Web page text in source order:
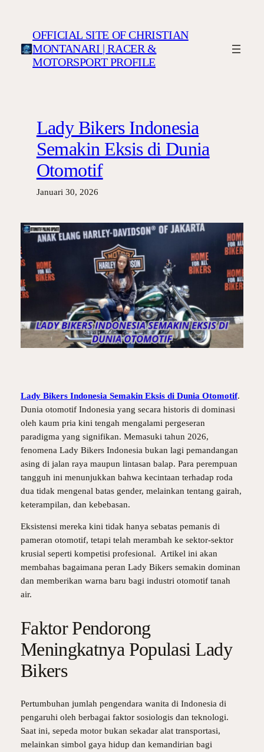
OFFICIAL SITE OF CHRISTIAN
MONTANARI | RACER &
MOTORSPORT PROFILE
Lady Bikers Indonesia
Semakin Eksis di Dunia
Otomotif
Januari 30, 2026
Lady Bikers Indonesia Semakin Eksis di Dunia Otomotif.
Dunia otomotif Indonesia yang secara historis di dominasi
oleh kaum pria kini tengah mengalami pergeseran
paradigma yang signifikan. Memasuki tahun 2026,
fenomena Lady Bikers Indonesia bukan lagi pemandangan
asing di jalan raya maupun lintasan balap. Para perempuan
tangguh ini menunjukkan bahwa kecintaan terhadap roda
dua tidak mengenal batas gender, melainkan tentang gairah,
keterampilan, dan kebebasan.
Eksistensi mereka kini tidak hanya sebatas pemanis di
pameran otomotif, tetapi telah merambah ke sektor-sektor
krusial seperti kompetisi profesional. Artikel ini akan
membahas bagaimana peran Lady Bikers semakin dominan
dan memberikan warna baru bagi industri otomotif tanah
air.
Faktor Pendorong
Meningkatnya Populasi Lady
Bikers
Pertumbuhan jumlah pengendara wanita di Indonesia di
pengaruhi oleh berbagai faktor sosiologis dan teknologi.
Saat ini, sepeda motor bukan sekadar alat transportasi,
melainkan simbol gaya hidup dan kemandirian bagi